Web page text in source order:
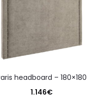
paris headboard – 180×180
1.146€